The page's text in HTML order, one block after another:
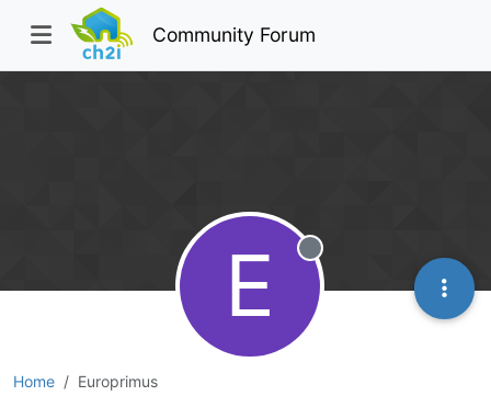
Community Forum
Home Europrimus
E Offline